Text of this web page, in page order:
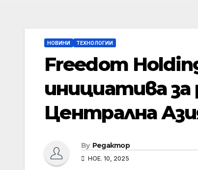
НОВИНИ ТЕХНОЛОГИИ
Freedom
инициатива за
Централна
By Редактор
НОЕ. 10, 2025